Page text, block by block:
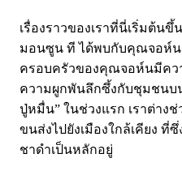
เรื่องราวของเราที่นี่เริ่มต้นขึ้
มอนซูน ที ได้พบกับคุณจอห์น
ครอบครัวของคุณจอห์นมีคว
ความผูกพันลึกซึ้งกับชุมชนบ
ปู่หมื่น” ในช่วงแรก เราต่าง
ขนส่งไปยังเมืองใกล้เคียง
ชาดำเป็นหลักอยู่